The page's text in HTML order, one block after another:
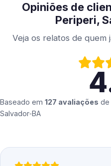
Opiniões de
Periperi,
Veja os relatos de quem
Baseado em 127 avaliações de
Salvador‑BA